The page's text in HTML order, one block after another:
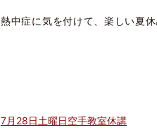
熱中症に気を付けて、楽しい夏
7月28日土曜日空手教室休講